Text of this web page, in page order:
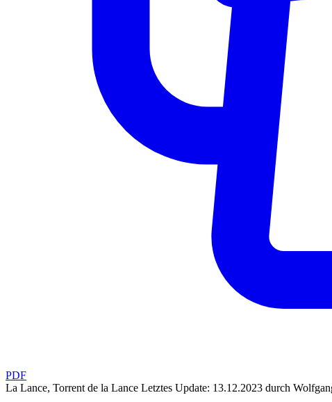
PDF
La Lance, Torrent de la Lance Letztes Update: 13.12.2023 durch